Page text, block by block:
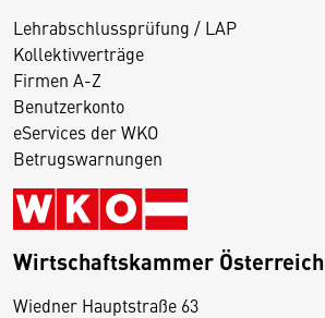
Lehrabschlussprüfung / LAP
Kollektivverträge
Firmen A-Z
Benutzerkonto
eServices der WKO
Betrugswarnungen
Wirtschaftskammer Österreich
Wiedner Hauptstraße 63
D